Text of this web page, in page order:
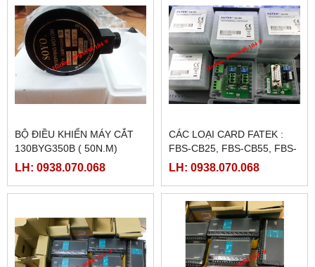
BỘ ĐIỀU KHIỂN MÁY CẮT
130BYG350B ( 50N.M)
LH: 0938.070.068
CÁC LOẠI CARD FATEK :
FBS-CB25, FBS-CB55, FBS-
CB2, FBS-CB5
LH: 0938.070.068